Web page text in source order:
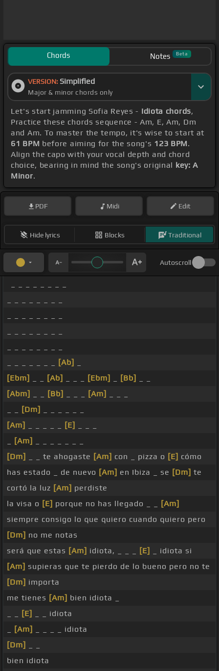
Chords Notes Beta
VERSION: Simplified
Major & minor chords only
Let's start jamming Sofia Reyes - Idiota chords,
Practice these chords sequence - Am, E, Am, Dm
and Am. To master the tempo, it's wise to start at
61 BPM before aiming for the song's 123 BPM.
Align the capo with your vocal depth and chord
choice, bearing in mind the song's original key: A
Minor.
PDF Midi Edit
Hide lyrics Blocks Traditional
Autoscroll
[Ab]
[Ebm]
[Ab] [Ebm] [Bb]
[Abm]
[Bb] [Am]
[Dm]
[Am]
[E]
[Am]
[Dm]
_ _ te ahogaste [Am] con _ pizza o [E] cómo
has estado _ de nuevo [Am] en Ibiza _ se [Dm] te
cortó la luz [Am] perdiste
la visa o [E] porque no has llegado _ _
[Am]
siempre consigo lo que quiero cuando quiero pero
[Dm] no me notas
será que estas [Am] idiota, _ _ _ [E]
_ idiota si
[Am] supieras que te pierdo de lo bueno pero no te
[Dm] importa
me tienes [Am] bien idiota _
[E]
_ _ idiota
[Am]
_ _ _ _ idiota
[Dm]
bien idiota